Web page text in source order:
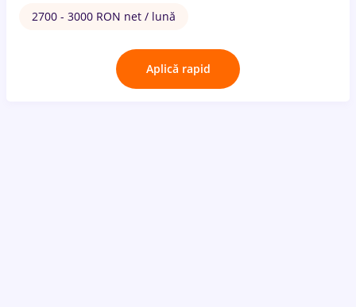
2700 - 3000 RON net / lună
Aplică rapid